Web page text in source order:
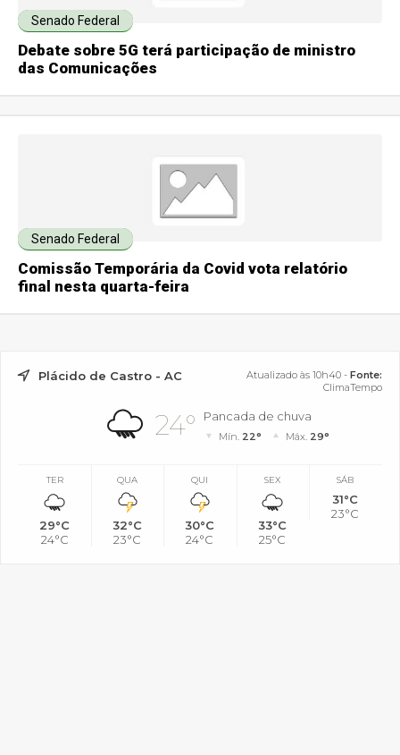
Senado Federal
Debate sobre 5G terá participação de ministro
das Comunicações
Senado Federal
Comissão Temporária da Covid vota relatório
final nesta quarta-feira
Plácido de Castro - AC Atualizado às 10h40 - Fonte:
ClimaTempo
24° Pancada de chuva
Mín. 22° Máx. 29°
TER
29°C
24°C
QUA
32°C
23°C
QUI
30°C
24°C
SEX
33°C
25°C
SÁB
31°C
23°C